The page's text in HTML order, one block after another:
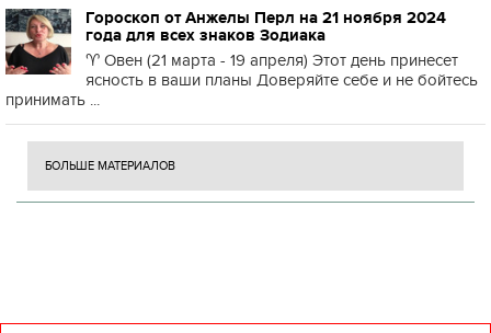
Гороскоп от Анжелы Перл на 21 ноября 2024
года для всех знаков Зодиака
♈️ Овен (21 марта - 19 апреля) Этот день принесет
ясность в ваши планы Доверяйте себе и не бойтесь
принимать ...
БОЛЬШЕ МАТЕРИАЛОВ